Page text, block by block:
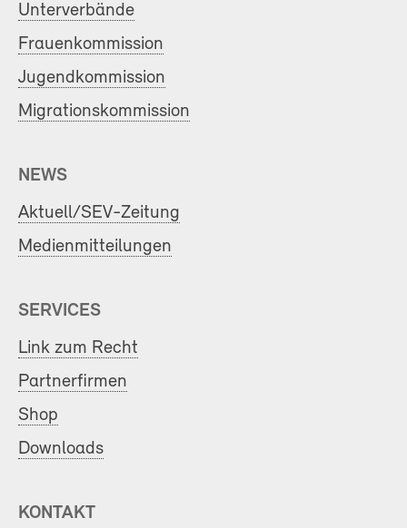
Unterverbände
Frauenkommission
Jugendkommission
Migrationskommission
NEWS
Aktuell/SEV-Zeitung
Medienmitteilungen
SERVICES
Link zum Recht
Partnerfirmen
Shop
Downloads
KONTAKT